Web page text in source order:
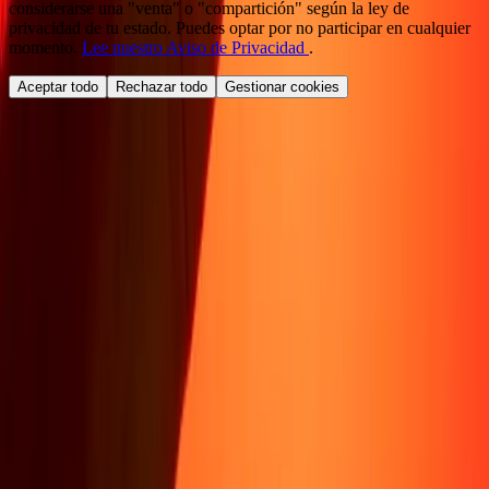
considerarse una "venta" o "compartición" según la ley de
privacidad de tu estado. Puedes optar por no participar en cualquier
momento. Lee nuestro Aviso de Privacidad .
Aceptar todo Rechazar todo Gestionar cookies